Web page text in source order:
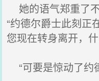
她的语气郑重了
“约德尔爵士此刻正
您现在转身离开，
“可要是惊动了